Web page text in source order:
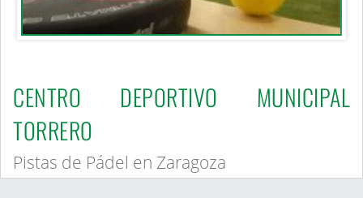
CENTRO DEPORTIVO MUNICIPAL
TORRERO
Pistas de Pádel en Zaragoza